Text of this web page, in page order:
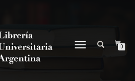
NAVEGACIÓN
0